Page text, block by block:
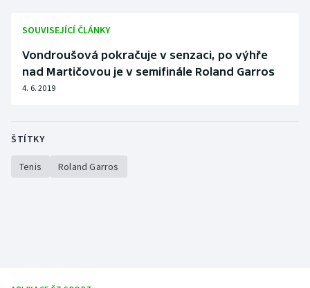
SOUVISEJÍCÍ ČLÁNKY
Vondroušová pokračuje v senzaci, po výhře
nad Martičovou je v semifinále Roland Garros
4. 6. 2019
ŠTÍTKY
Tenis Roland Garros